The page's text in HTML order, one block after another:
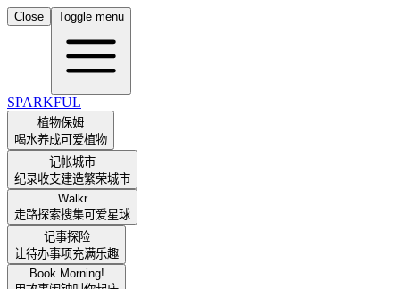
Close Toggle menu
SPARKFUL
植物保姆
喝水养成可爱植物
记帐城市
纪录收支建造繁荣城市
Walkr
走路探索搜集可爱星球
记事探险
让待办事项充满乐趣
Book Morning!